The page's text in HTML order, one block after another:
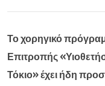
Το χορηγικό
Επιτροπής
Τόκιο» έχει ήδη